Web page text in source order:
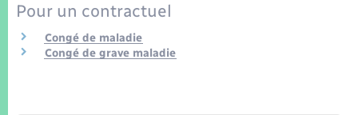
Sécurité - Prévention
Seniors
Pour un contractuel
Congé de maladie
Congé de grave maladie